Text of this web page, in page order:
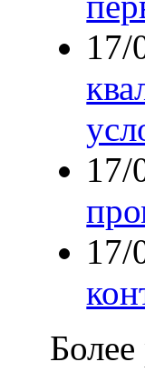
17/
17/
17/